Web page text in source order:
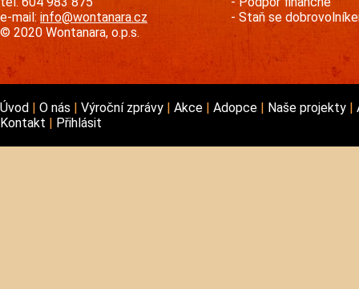
e-mail: info@wontanara.cz
© 2020 Wontanara, o.p.s.
Staň se
Úvod O nás Výroční zprávy Akce Adopce Naše projekty
Kontakt
Přihlásit